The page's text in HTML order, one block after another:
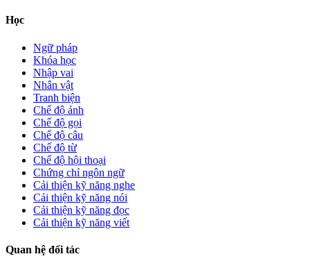
Học
Ngữ pháp
Khóa học
Nhập vai
Nhân vật
Tranh biện
Chế độ ảnh
Chế độ gọi
Chế độ câu
Chế độ từ
Chế độ hội thoại
Chứng chỉ ngôn ngữ
Cải thiện kỹ năng nghe
Cải thiện kỹ năng nói
Cải thiện kỹ năng đọc
Cải thiện kỹ năng viết
Quan hệ đối tác